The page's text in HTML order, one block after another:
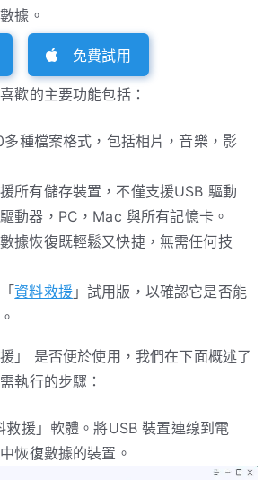
據。
免費試用
歡的主要功能包括：
種檔案格式，包括相片，音樂，影
援所有儲存裝置，不僅支援USB 驅動
動器，PC，Mac 與所有記憶卡。
數據恢復既輕鬆又快捷，無需任何技
資料救援」試用版，以確認它是否能
」 是否便於使用，我們在下面概述了
執行的步驟：
救援」軟體。將USB 裝置連缐到電
恢復數據的裝置。